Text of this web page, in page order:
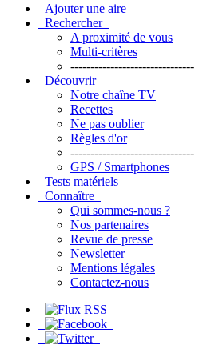
Ajouter une aire
Rechercher
A proximité de vous
Multi-critères
-------------------------------
Découvrir
Notre chaîne TV
Recettes
Ne pas oublier
Règles d'or
-------------------------------
GPS / Smartphones
Tests matériels
Connaître
Qui sommes-nous ?
Nos partenaires
Revue de presse
Newsletter
Mentions légales
Contactez-nous